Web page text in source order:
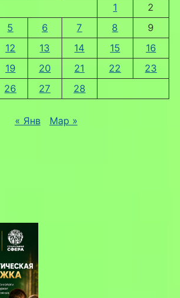
1
2
5 6 7 8
9
12 13 14 15
16
19 20 21 22
23
26 27 28
« Янв Мар »